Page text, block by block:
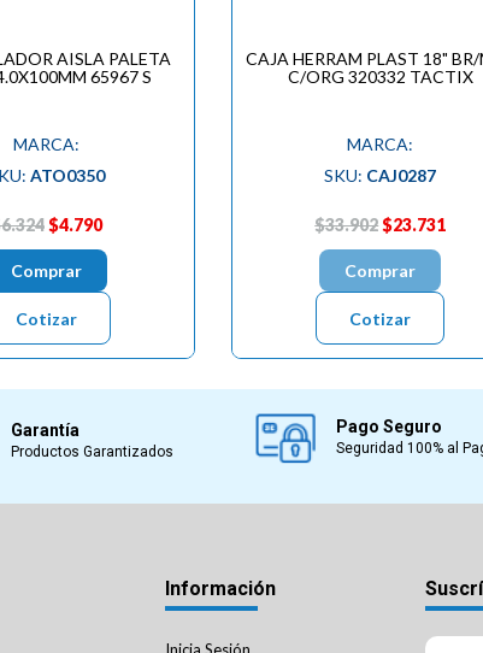
AISLA PALETA
65967 S
MARCA:
ATO0350
$4.790
Comprar
Cotizar
CAJA HERRAM PLAST 18"
C/ORG 320332 TACTIX
MARCA:
SKU: CAJ0287
$33.902$23.731
Comprar
Cotizar
Garantía
Productos Garantizados
Pago Seguro
Seguridad 100% al
Información